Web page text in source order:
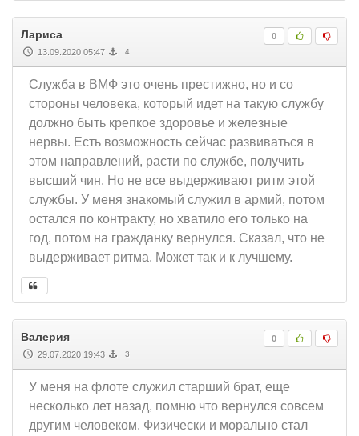
0
Лариса
13.09.2020 05:47 4
Служба в ВМФ это очень престижно, но и со
стороны человека, который идет на такую службу
должно быть крепкое здоровье и железные
нервы. Есть возможность сейчас развиваться в
этом направлений, расти по службе, получить
высший чин. Но не все выдерживают ритм этой
службы. У меня знакомый служил в армий, потом
остался по контракту, но хватило его только на
год, потом на гражданку вернулся. Сказал, что не
выдерживает ритма. Может так и к лучшему.
0
Валерия
29.07.2020 19:43 3
У меня на флоте служил старший брат, еще
несколько лет назад, помню что вернулся совсем
другим человеком. Физически и морально стал